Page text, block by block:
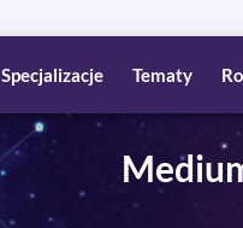
Specjalizacje Tematy